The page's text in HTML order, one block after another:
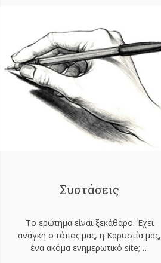
Συστάσεις
Το ερώτημα είναι ξεκάθαρο. Έχει
ανάγκη ο τόπος μας, η Καρυστία μας,
ένα ακόμα ενημερωτικό site; …